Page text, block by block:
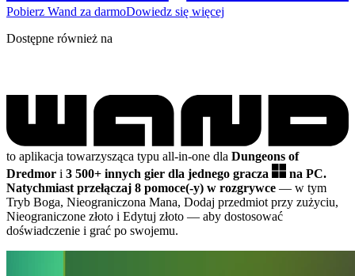
Pobierz Wand za darmoDowiedz się więcej
Dostępne również na
to aplikacja towarzysząca typu all-in-one dla Dungeons of
Dredmor i 3 500+ innych gier dla jednego gracza
na PC.
Natychmiast przełączaj 8 pomoce(-y) w rozgrywce — w tym
Tryb Boga, Nieograniczona Mana, Dodaj przedmiot przy zużyciu,
Nieograniczone złoto i Edytuj złoto — aby dostosować
doświadczenie i grać po swojemu.